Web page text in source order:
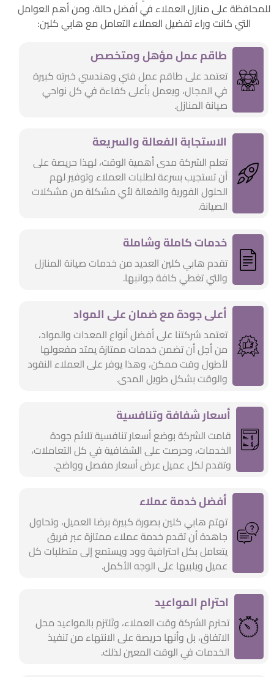
للمحافظة على منازل العملاء في أفضل حالة، ومن أهم العوامل
التي كانت وراء تفضيل العملاء التعامل مع هابي كلين:
طاقم عمل مؤهل ومتخصص
تعتمد على طاقم عمل فني وهندسي خبرته كبيرة
في المجال، ويعمل بأعلى كفاءة في كل نواحي
صيانة المنازل.
الاستجابة الفعالة والسريعة
تعلم الشركة مدى أهمية الوقت، لهذا حريصة على
أن تستجيب بسرعة لطلبات العملاء وتوفير لهم
الحلول الفورية والفعالة لأي مشكلة من مشكلات
الصيانة.
خدمات كاملة وشاملة
تقدم هابي كلين العديد من خدمات صيانة المنازل
والتي تغطي كافة جوانبها.
أعلى جودة مع ضمان على المواد
تعتمد شركتنا على أفضل أنواع المعدات والمواد،
من أجل أن تضمن خدمات ممتازة يمتد مفعولها
لأطول وقت ممكن، وهذا يوفر على العملاء النقود
والوقت بشكل طويل المدى.
أسعار شفافة وتنافسية
قامت الشركة بوضع أسعار تنافسية تلائم جودة
الخدمات، وحرصت على الشفافية في كل التعاملات،
وتقدم لكل عميل عرض أسعار مفصل وواضح.
أفضل خدمة عملاء
تهتم هابي كلين بصورة كبيرة برضا العميل، وتحاول
جاهدة أن تقدم خدمة عملاء ممتازة عبر فريق
يتعامل بكل احترافية وود ويستمع إلى متطلبات كل
عميل ويلبيها على الوجه الأكمل.
احترام المواعيد
تحترم الشركة وقت العملاء، وتَلتزم بالمواعيد محل
الاتفاق، بل وأنها حريصة على الانتهاء من تنفيذ
الخدمات في الوقت المعين لذلك.